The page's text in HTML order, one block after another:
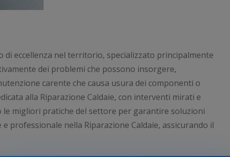
eccellenza nel territorio, specializzato principalmente
dei problemi che possono insorgere,
carente che causa usura dei componenti o
alla Riparazione Caldaie, con interventi mirati e
migliori pratiche del settore per garantire soluzioni
professionale nella Riparazione Caldaie, assicurando il